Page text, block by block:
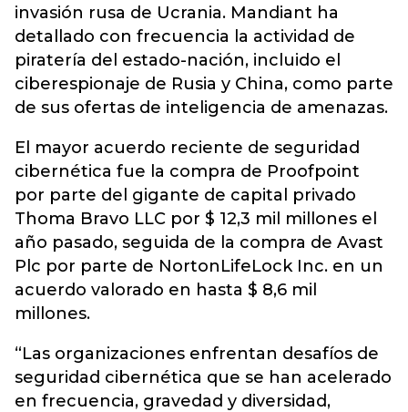
invasión rusa de Ucrania. Mandiant ha
detallado con frecuencia la actividad de
piratería del estado-nación, incluido el
ciberespionaje de Rusia y China, como parte
de sus ofertas de inteligencia de amenazas.
El mayor acuerdo reciente de seguridad
cibernética fue la compra de Proofpoint
por parte del gigante de capital privado
Thoma Bravo LLC por $ 12,3 mil millones el
año pasado, seguida de la compra de Avast
Plc por parte de NortonLifeLock Inc. en un
acuerdo valorado en hasta $ 8,6 mil
millones.
“Las organizaciones enfrentan desafíos de
seguridad cibernética que se han acelerado
en frecuencia, gravedad y diversidad,